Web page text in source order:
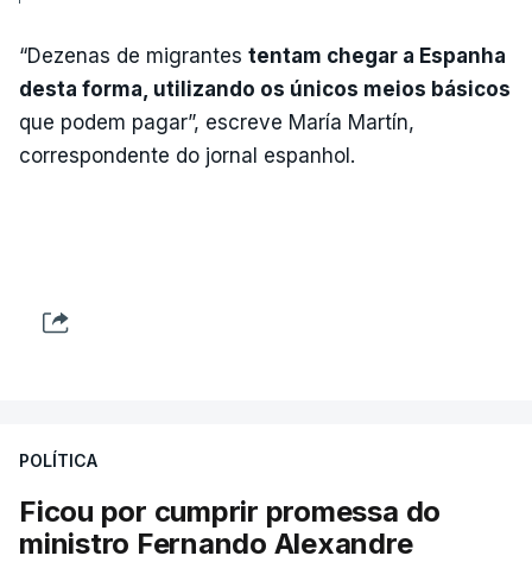
“Dezenas de migrantes tentam chegar a Espanha
desta forma, utilizando os únicos meios básicos
que podem pagar”, escreve María Martín,
correspondente do jornal espanhol.
POLÍTICA
Ficou por cumprir promessa do
ministro Fernando Alexandre